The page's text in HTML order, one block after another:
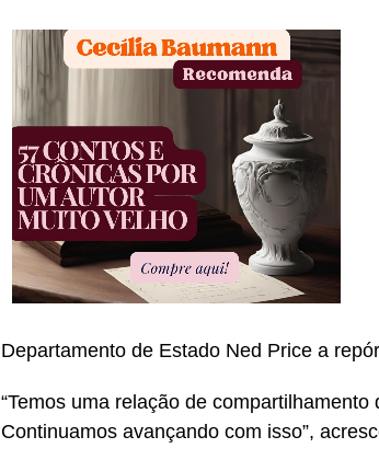
Departamento de Estado Ned Price a
“Temos uma relação de
Continuamos avançando com isso”,